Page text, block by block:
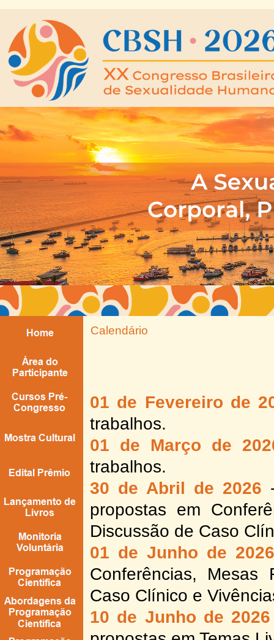
Calendário
01 de Fevereiro de
trabalhos.
01 de Março de
trabalhos.
30 de Abril de 2026
propostas em
Discussão de Caso
01 de Junho de 2026
Conferências, Mesas
Caso Clínico e
10 de Junho de 2026